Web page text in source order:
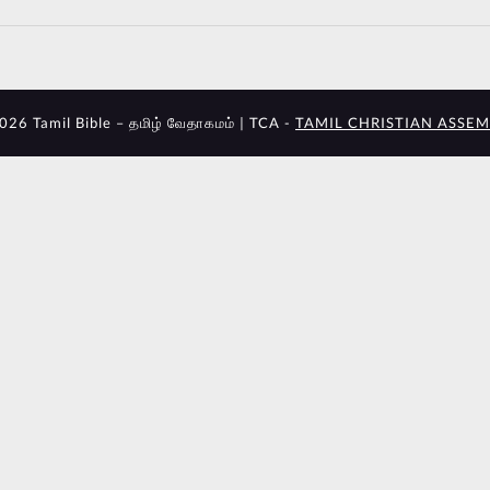
Tamil Bible – தமிழ் வேதாகமம் | TCA - TAMIL CHRISTIAN